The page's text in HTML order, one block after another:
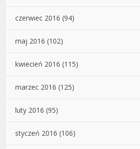
czerwiec 2016 (94)
maj 2016 (102)
kwiecień 2016 (115)
marzec 2016 (125)
luty 2016 (95)
styczeń 2016 (106)